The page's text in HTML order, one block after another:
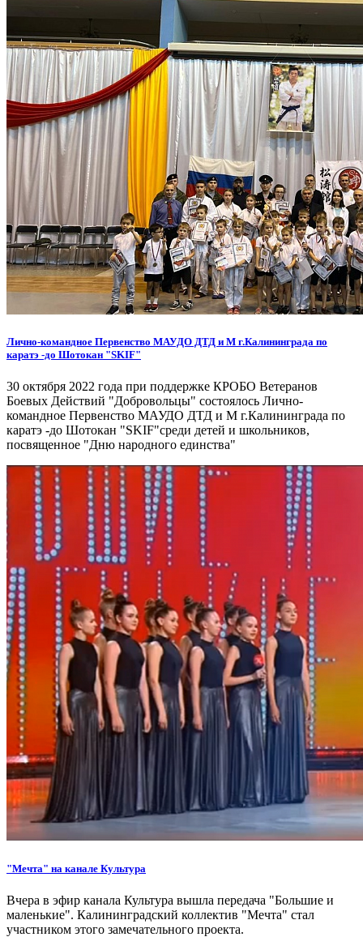
Лично-командное Первенство МАУДО ДТД и М г.Калининграда по
каратэ -до Шотокан "SKIF"
30 октября 2022 года при поддержке КРОБО Ветеранов
Боевых Действий "Добровольцы" состоялось Лично-
командное Первенство МАУДО ДТД и М г.Калининграда по
каратэ -до Шотокан "SKIF"среди детей и школьников,
посвященное "Дню народного единства"
"Мечта" на канале Культура
Вчера в эфир канала Культура вышла передача "Большие и
маленькие". Калининградский коллектив "Мечта" стал
участником этого замечательного проекта.